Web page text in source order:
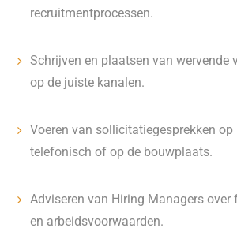
recruitmentprocessen.
Schrijven en plaatsen van wervende
op de juiste kanalen.
Voeren van sollicitatiegesprekken op
telefonisch of op de bouwplaats.
Adviseren van Hiring Managers over
en arbeidsvoorwaarden.